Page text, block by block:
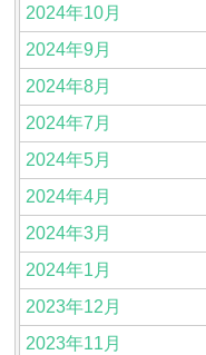
2024年10月
2024年9月
2024年8月
2024年7月
2024年5月
2024年4月
2024年3月
2024年1月
2023年12月
2023年11月